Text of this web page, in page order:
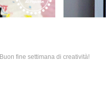
Buon fine settimana di creatività!